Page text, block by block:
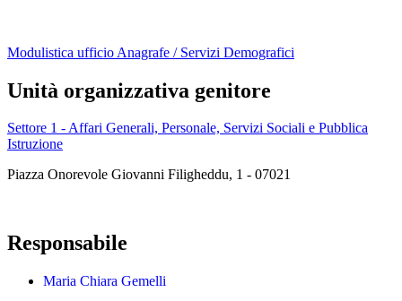
Modulistica ufficio Anagrafe / Servizi Demografici
Unità organizzativa genitore
Settore 1 - Affari Generali, Personale, Servizi Sociali e Pubblica
Istruzione
Piazza Onorevole Giovanni Filigheddu, 1 - 07021
Responsabile
Maria Chiara Gemelli